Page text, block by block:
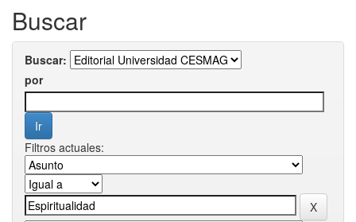
Buscar
Buscar:
por
Filtros actuales: